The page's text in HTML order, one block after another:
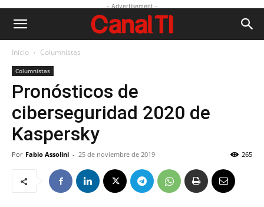
- Advertisement -
Inicio Columnistas
Columnistas
Pronósticos de
ciberseguridad 2020 de
Kaspersky
Por Fabio Assolini - 25 de noviembre de 2019 265